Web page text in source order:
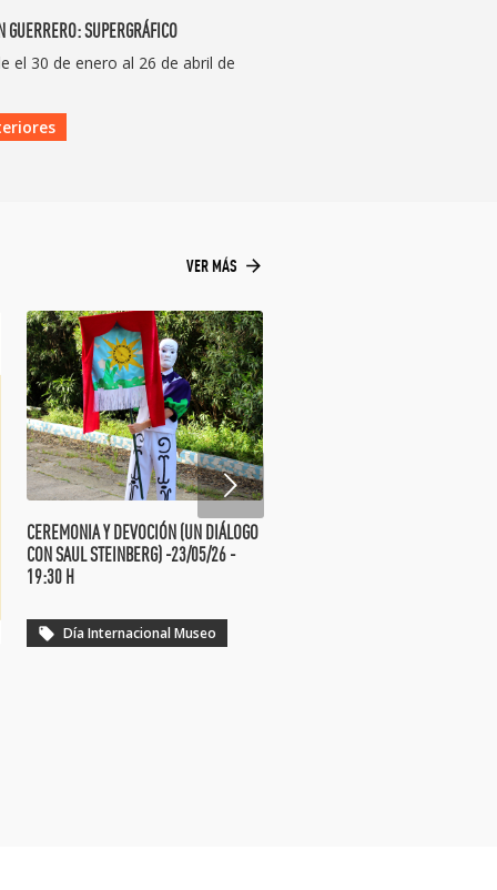
GUERRERO: SUPERGRÁFICO
el 30 de enero al 26 de abril de
VER MÁS arrow_forward
CEREMONIA Y DEVOCIÓN (UN DIÁLOGO
CON SAUL STEINBERG) -23/05/26 -
19:30 H
local_offer Día Internacional Museo